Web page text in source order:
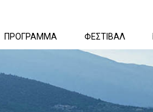
ΠΡΟΓΡΑΜΜΑ ΦΕΣΤΙΒΑΛ